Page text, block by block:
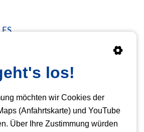
Mini
Stanzwerkzeuge
und Stanzgeräte
los!
möchten wir Cookies der
(Anfahrtskarte) und YouTube
Über Ihre Zustimmung würden